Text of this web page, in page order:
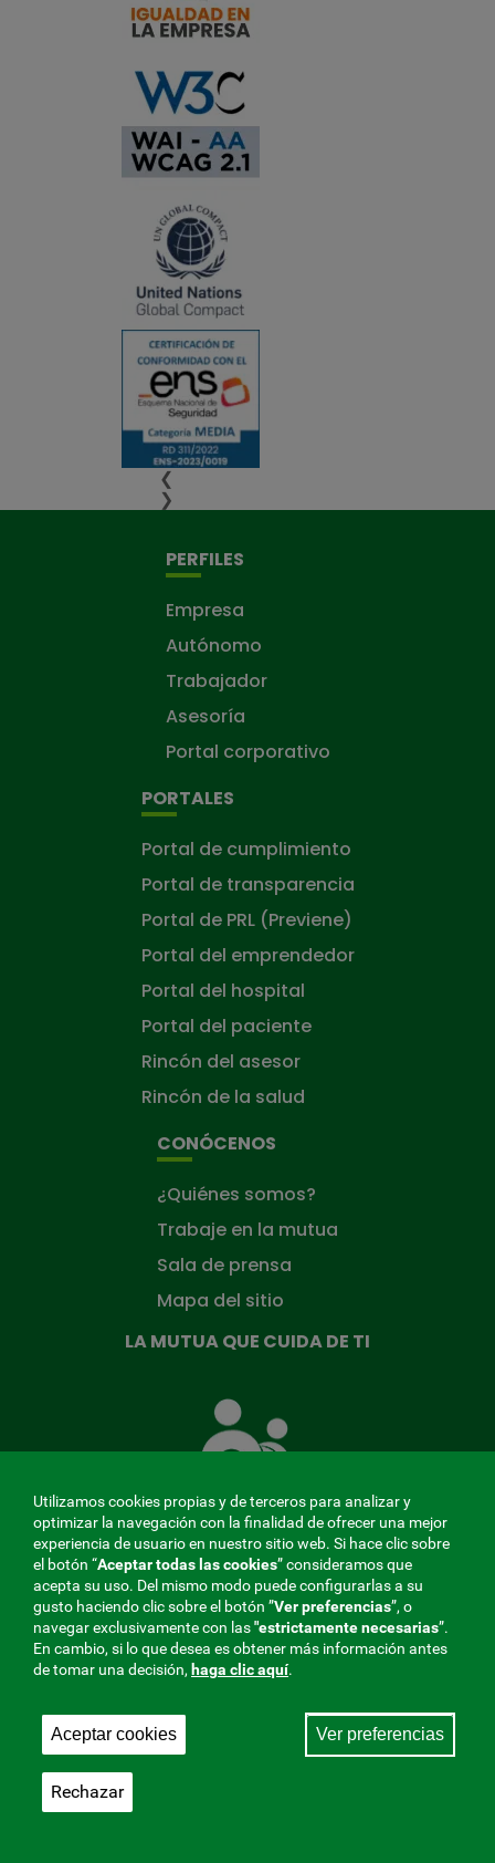
❮
❯
PERFILES
Empresa
Autónomo
Trabajador
Asesoría
Portal corporativo
PORTALES
Portal de cumplimiento
Portal de transparencia
Portal de PRL (Previene)
Portal del emprendedor
Portal del hospital
Portal del paciente
Rincón del asesor
Rincón de la salud
CONÓCENOS
¿Quiénes somos?
Trabaje en la mutua
Sala de prensa
Mapa del sitio
LA MUTUA QUE CUIDA DE TI
Mutua
que
ti
MENÚ
REDES
SOCIALES
V20
Mutua Colaboradora con la Seguridad Social, 275.
Utilizamos cookies propias y de terceros para analizar y
optimizar la navegación con la finalidad de ofrecer una mejor
experiencia de usuario en nuestro sitio web. Si hace clic sobre
el botón “Aceptar todas las cookies” consideramos que
acepta su uso. Del mismo modo puede configurarlas a su
gusto haciendo clic sobre el botón ”Ver preferencias”, o
navegar exclusivamente con las"estrictamentenecesarias”.
En cambio, si lo que desea es obtener más información antes
de tomar una decisión, haga clic aquí.
Aceptar cookies Ver preferencias
Rechazar